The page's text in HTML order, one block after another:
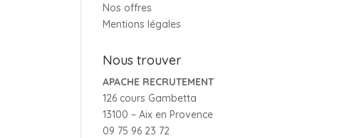
Nos offres
Mentions légales
Nous trouver
APACHE RECRUTEMENT
126 cours Gambetta
13100 – Aix en Provence
09 75 96 23 72